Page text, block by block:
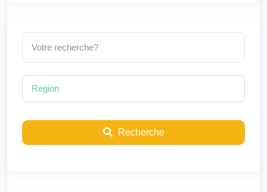
Recherche